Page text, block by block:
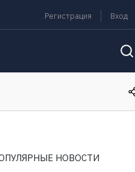
Регистрация Вход
НОВОСТИ